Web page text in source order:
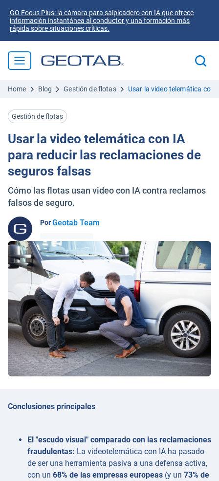
GO Focus Plus: la cámara para salpicadero con IA que ofrece
información instantánea al conductor y una formación más
rápida sobre situaciones críticas.
Home Blog Gestión de flotas Usar la video telemática con
Gestión de flotas
Usar la video telemática con IA
para reducir las reclamaciones de
seguros falsas
Cómo las flotas usan video con IA contra reclamos
falsos de seguro.
PorGeotab Team
Conclusiones principales
El "escudo visual" comparado con las reclamaciones
fraudulentas: La videotelemática con IA ha pasado
de ser una herramienta pasiva a una defensa activa,
con un 68% de las empresas europeas (y un 73% de